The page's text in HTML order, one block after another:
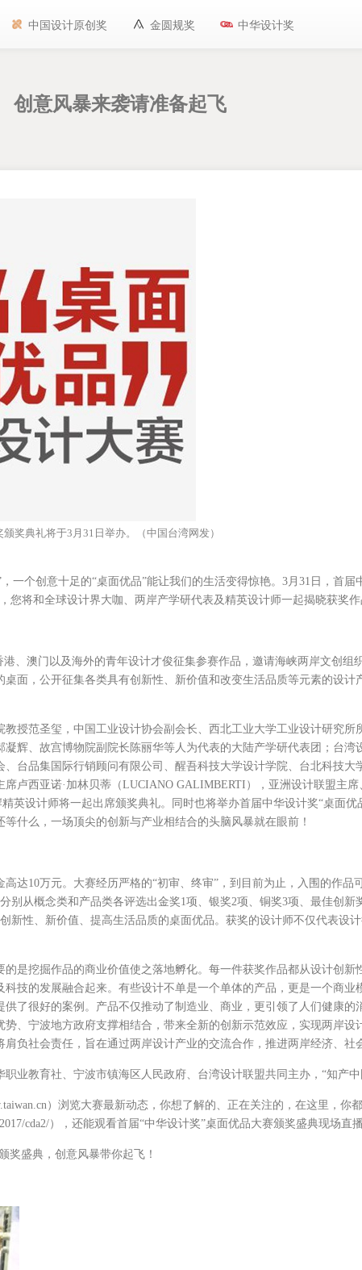
中国设计原创奖 金圆规奖 中华设计奖
意风暴来袭请准备起飞
奖典礼将于3月31日举办。（中国台湾网发）
一个创意十足的“桌面优品”能让我们的生活变得惊艳。3月31日，首届
您将和全球设计界大咖、两岸产学研代表及精英设计师一起揭晓获奖作
、澳门以及海外的青年设计才俊征集参赛作品，邀请海峡两岸文创组
面，公开征集各类具有创新性、新价值和改变生活品质等元素的设计
授范圣玺，中国工业设计协会副会长、西北工业大学工业设计研究所
辉、故宫博物院副院长陈丽华等人为代表的大陆产学研代表团；台湾
台品集国际行销顾问有限公司、醒吾科技大学设计学院、台北科技大
卢西亚诺·加林贝蒂（LUCIANO GALIMBERTI），亚洲设计联盟主
英设计师将一起出席颁奖典礼。同时也将举办首届中华设计奖“桌面优
什么，一场顶尖的创新与产业相结合的头脑风暴就在眼前！
达10万元。大赛经历严格的“初审、终审”，到目前为止，入围的作品
别从概念类和产品类各评选出金奖1项、银奖2项、铜奖3项、最佳创新
新性、新价值、提高生活品质的桌面优品。获奖的设计师不仅代表设
是挖掘作品的商业价值使之落地孵化。每一件获奖作品都从设计创新
技的发展融合起来。有些设计不单是一个单体的产品，更是一个商业
了很好的案例。产品不仅推动了制造业、商业，更引领了人们健康的
、宁波地方政府支撑相结合，带来全新的创新示范效应，实现两岸设
负社会责任，旨在通过两岸设计产业的交流合作，推进两岸经济、社
业教育社、宁波市镇海区人民政府、台湾设计联盟共同主办，“知产中
）浏览大赛最新动态，你想了解的、正在关注的，在这里，你
cda2/），还能观看首届“中华设计奖”桌面优品大赛颁奖盛典现场直播
奖盛典，创意风暴带你起飞！